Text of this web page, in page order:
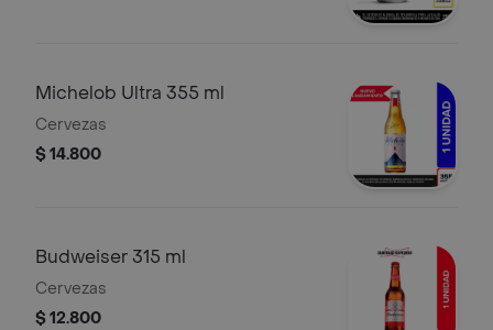
Michelob Ultra 355 ml
Cervezas
$ 14.800
Budweiser 315 ml
Cervezas
$ 12.800